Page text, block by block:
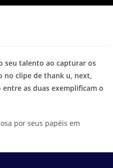
seu talento ao capturar os
clipe de thank u, next,
as duas exemplificam o
por seus papéis em